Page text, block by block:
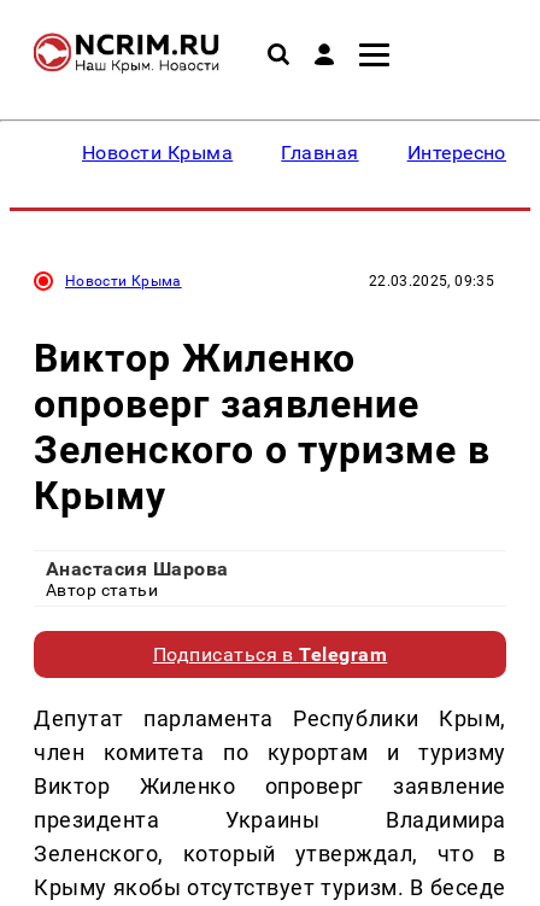
Новости Крыма Главная Интересное
Новости Крыма 22.03.2025, 09:35
Виктор Жиленко
опроверг заявление
Зеленского о туризме в
Крыму
Анастасия Шарова
Автор статьи
Подписаться вTelegram
Депутат парламента Республики Крым,
член комитета по курортам и туризму
Виктор Жиленко опроверг заявление
президента Украины Владимира
Зеленского, который утверждал, что в
Крыму якобы отсутствует туризм. В беседе